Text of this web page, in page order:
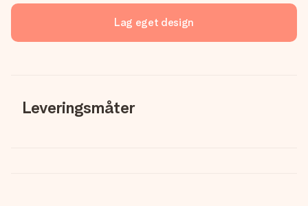
Lag eget design
Leveringsmåter